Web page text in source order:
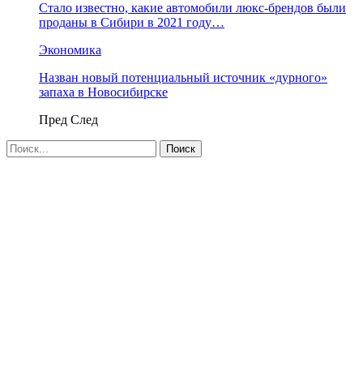
Стало известно, какие автомобили люкс-брендов были
проданы в Сибири в 2021 году…
Экономика
Назван новый потенциальный источник «дурного»
запаха в Новосибирске
Пред След